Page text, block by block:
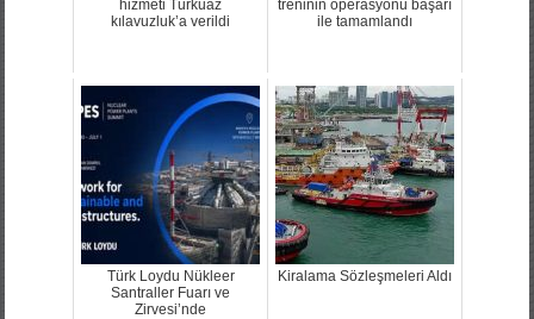
hizmeti Turkuaz
kılavuzluk’a verildi
treninin operasyonu başarı
ile tamamlandı
Türk Loydu Nükleer
Santraller Fuarı ve
Zirvesi’nde
Kiralama Sözleşmeleri Aldı